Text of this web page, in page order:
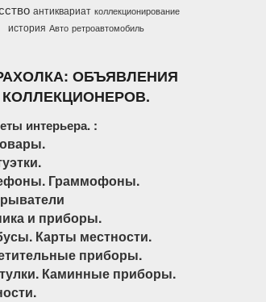
антиквариат коллекционирование
история Авто ретроавтомобиль
ОБЪЯВЛЕНИЯ
КОЛЛЕКЦИОНЕРОВ.
интерьера. :
Граммофоны.
и приборы.
Карты местности.
приборы.
Каминные приборы.